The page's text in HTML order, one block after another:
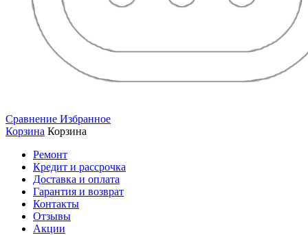
Сравнение Избранное
Корзина Корзина
Ремонт
Кредит и рассрочка
Доставка и оплата
Гарантия и возврат
Контакты
Отзывы
Акции